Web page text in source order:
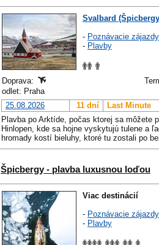
Svalbard
- Poznávacie zájazdy
- Plavby
Doprava:
odlet: Praha
25.08.2026
11 dní Last Minute
Plavba po Arktíde, počas ktorej sa môžete
Hinlopen, kde sa hojne vyskytujú tulene a
hromady kostí bieluhy, ktoré tu zostali po
Špicbergy - plavba luxusnou loďou
Viac destinácií
- Poznávacie zájazdy
- Plavby